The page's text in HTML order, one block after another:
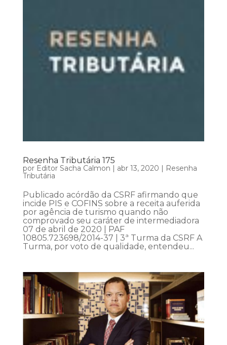
Resenha Tributária 175
por Editor Sacha Calmon | abr 13, 2020 | Resenha
Tributária
Publicado acórdão da CSRF afirmando que
incide PIS e COFINS sobre a receita auferida
por agência de turismo quando não
comprovado seu caráter de intermediadora
07 de abril de 2020 | PAF
10805.723698/2014-37 | 3ª Turma da CSRF A
Turma, por voto de qualidade, entendeu...